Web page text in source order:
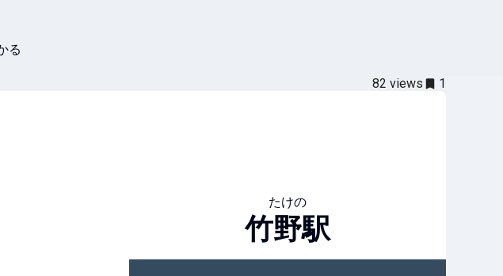
る
82 views 1
たけの
竹野駅